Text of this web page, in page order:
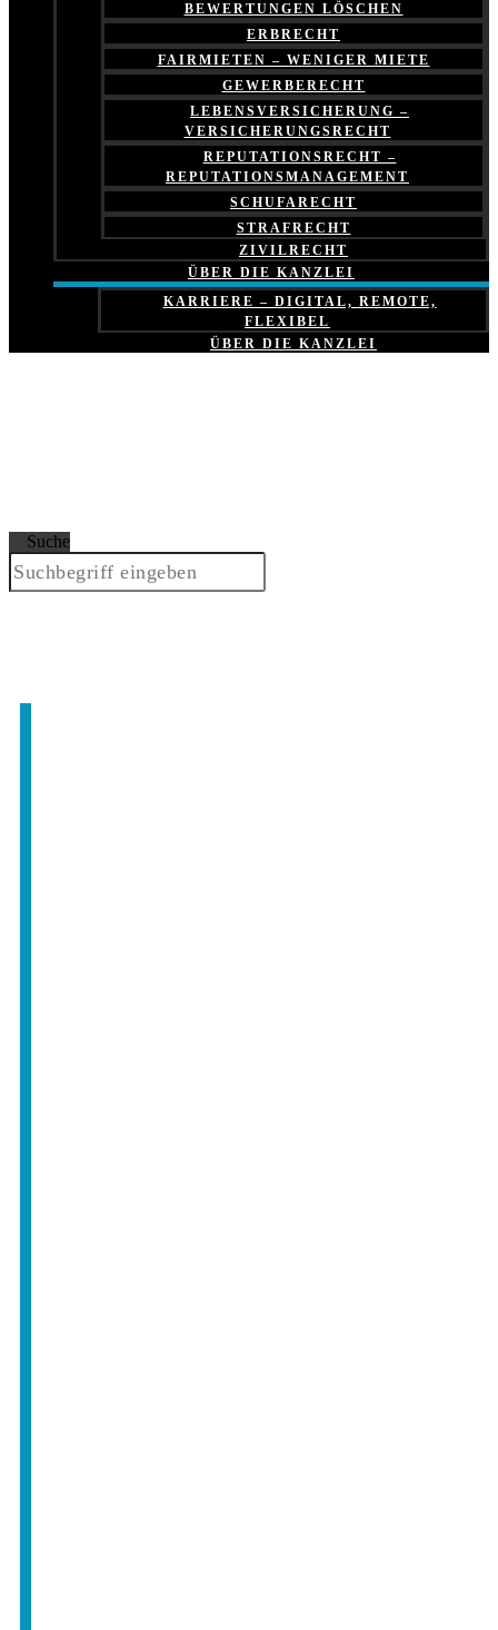
BEWERTUNGEN LÖSCHEN
ERBRECHT
FAIRMIETEN – WENIGER MIETE
GEWERBERECHT
LEBENSVERSICHERUNG –
VERSICHERUNGSRECHT
REPUTATIONSRECHT –
REPUTATIONSMANAGEMENT
SCHUFARECHT
STRAFRECHT
ZIVILRECHT
ÜBER DIE KANZLEI
KARRIERE – DIGITAL, REMOTE,
FLEXIBEL
ÜBER DIE KANZLEI
Suche